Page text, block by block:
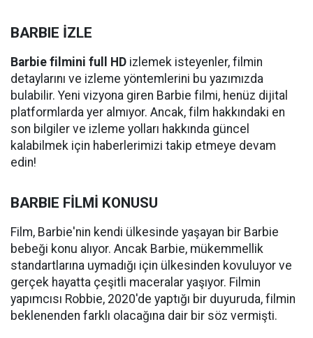
BARBIE İZLE
Barbie filmini full HD izlemek isteyenler, filmin
detaylarını ve izleme yöntemlerini bu yazımızda
bulabilir. Yeni vizyona giren Barbie filmi, henüz dijital
platformlarda yer almıyor. Ancak, film hakkındaki en
son bilgiler ve izleme yolları hakkında güncel
kalabilmek için haberlerimizi takip etmeye devam
edin!
BARBIE FİLMİ KONUSU
Film, Barbie'nin kendi ülkesinde yaşayan bir Barbie
bebeği konu alıyor. Ancak Barbie, mükemmellik
standartlarına uymadığı için ülkesinden kovuluyor ve
gerçek hayatta çeşitli maceralar yaşıyor. Filmin
yapımcısı Robbie, 2020'de yaptığı bir duyuruda, filmin
beklenenden farklı olacağına dair bir söz vermişti.